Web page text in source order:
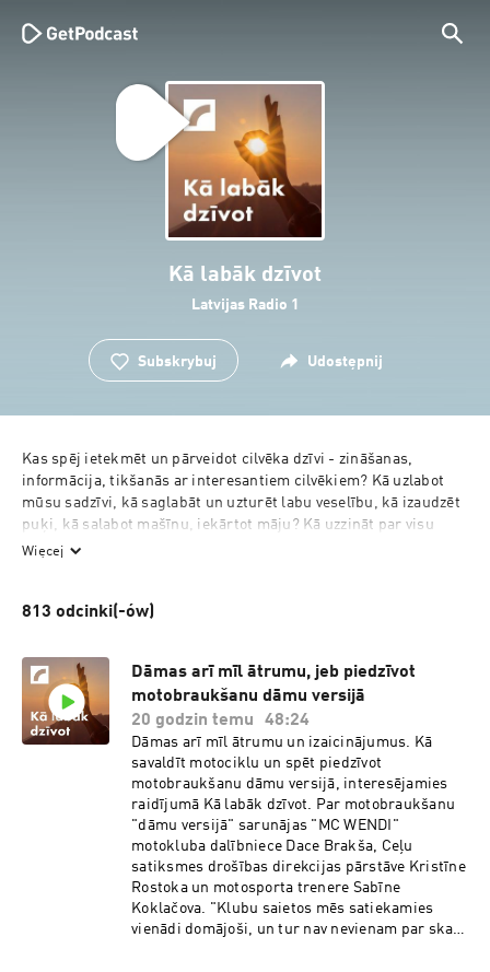
Kā labāk dzīvot
Latvijas Radio 1
Subskrybuj Udostępnij
Kas spēj ietekmēt un pārveidot cilvēka dzīvi - zināšanas,
informācija, tikšanās ar interesantiem cilvēkiem? Kā uzlabot
mūsu sadzīvi, kā saglabāt un uzturēt labu veselību, kā izaudzēt
puķi, kā salabot mašīnu, iekārtot māju? Kā uzzināt par visu
jaunāko dažādās nozarēs, kas ietekmē vai var ietekmēt mūsu
Mums jādzīvo labāk tagad, jo šis ir mūsu laiks. Un šeit, jo šī ir
Więcej
813 odcinki(-ów)
Dāmas arī mīl ātrumu, jeb piedzīvot
motobraukšanu dāmu versijā
20 godzin temu
48:24
Dāmas arī mīl ātrumu un izaicinājumus. Kā
savaldīt motociklu un spēt piedzīvot
motobraukšanu dāmu versijā, interesējamies
raidījumā Kā labāk dzīvot. Par motobraukšanu
"dāmu versijā" sarunājas "MC WENDI"
motokluba dalībniece Dace Brakša, Ceļu
satiksmes drošības direkcijas pārstāve Kristīne
Rostoka un motosporta trenere Sabīne
Koklačova. "Klubu saietos mēs satiekamies
vienādi domājoši, un tur nav nevienam par skaļu